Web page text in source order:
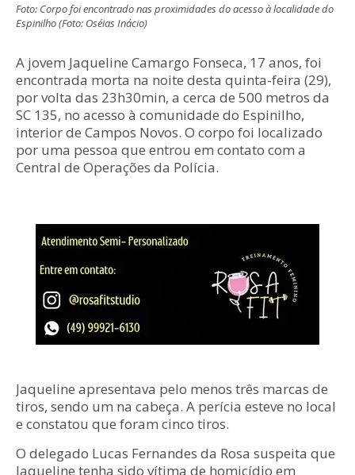
Foto: Corpo foi encontrado nas proximidades do acesso à localidade do
Espinilho (Foto: Oséias Inácio)
A jovem Jaqueline Camargo Fonseca, 17 anos, foi
encontrada morta na noite desta quinta-feira (29),
por volta das 23h30min, a cerca de 500 metros da
SC 135, no acesso à comunidade do Espinilho,
interior de Campos Novos. O corpo foi localizado
por uma pessoa que entrou em contato com a
Central de Operações da Polícia.
Jaqueline apresentava pelo menos três marcas de
tiros, sendo um na cabeça. A perícia esteve no local
e constatou que foram cinco tiros.
O delegado Lucas Fernandes da Rosa suspeita que
Jaqueline tenha sido vítima de homicídio em